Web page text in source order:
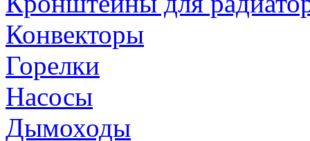
Конвекторы
Горелки
Насосы
Дымоходы